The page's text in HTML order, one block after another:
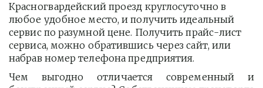
Красногвардейский проезд круглосуточно в
любое удобное место, и получить идеальный
сервис по разумной цене. Получить прайс-лист
сервиса, можно обратившись через сайт, или
набрав номер телефона предприятия.
Чем выгодно отличается современный и